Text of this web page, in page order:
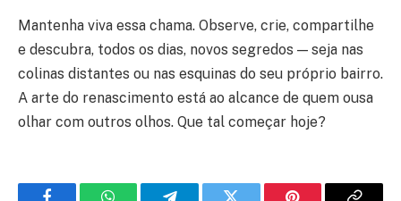
Mantenha viva essa chama. Observe, crie, compartilhe
e descubra, todos os dias, novos segredos — seja nas
colinas distantes ou nas esquinas do seu próprio bairro.
A arte do renascimento está ao alcance de quem ousa
olhar com outros olhos. Que tal começar hoje?